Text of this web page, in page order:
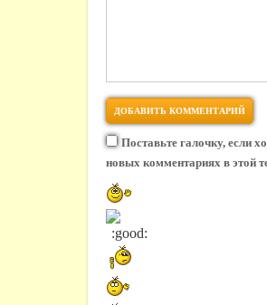
Поставьте галочку, если
новых комментариях в этой